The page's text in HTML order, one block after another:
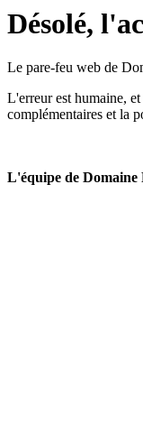
Désolé,
Le pare-feu web de
L'erreur est humaine,
complémentaires et la
L'équipe de Domaine